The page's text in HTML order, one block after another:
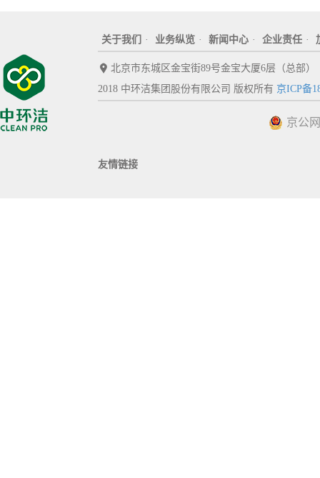
关于我们 · 业务纵览 · 新闻中心 · 企业责任 ·
北京市东城区金宝街89号金宝大厦6层（总部）
2018 中环洁集团股份有限公司 版权所有 京ICP备
京公
友情链接